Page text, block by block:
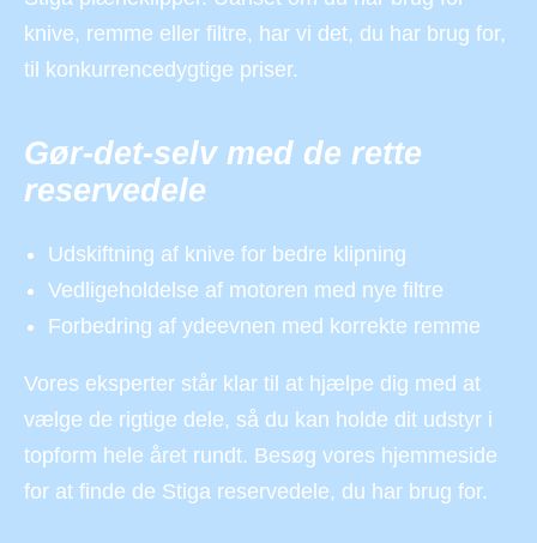
knive, remme eller filtre, har vi det, du har brug for,
til konkurrencedygtige priser.
Gør-det-selv med de rette
reservedele
Udskiftning af knive for bedre klipning
Vedligeholdelse af motoren med nye filtre
Forbedring af ydeevnen med korrekte remme
Vores eksperter står klar til at hjælpe dig med at
vælge de rigtige dele, så du kan holde dit udstyr i
topform hele året rundt. Besøg vores hjemmeside
for at finde de Stiga reservedele, du har brug for.